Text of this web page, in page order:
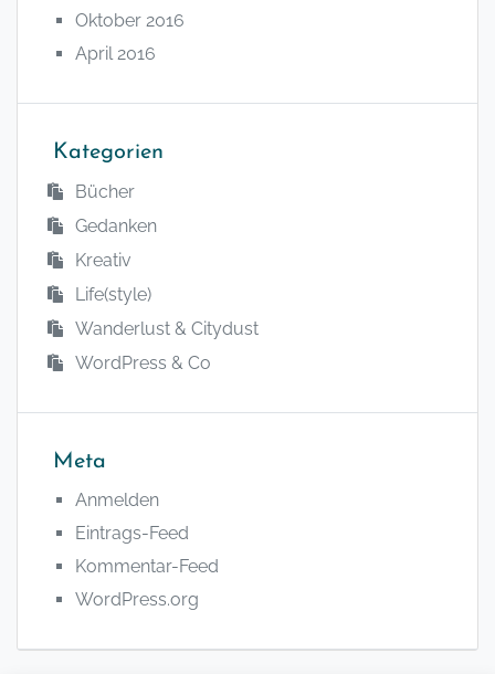
Oktober 2016
April 2016
Kategorien
Bücher
Gedanken
Kreativ
Life(style)
Wanderlust & Citydust
WordPress & Co
Meta
Anmelden
Eintrags-Feed
Kommentar-Feed
WordPress.org